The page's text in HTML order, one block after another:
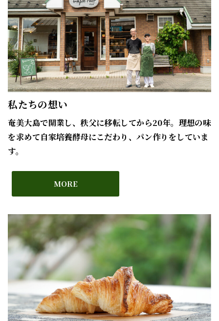
私たちの想い
奄美大島で開業し、秩父に移転してから20年。理想の味
を求めて自家培養酵母にこだわり、パン作りをしていま
す。
MORE